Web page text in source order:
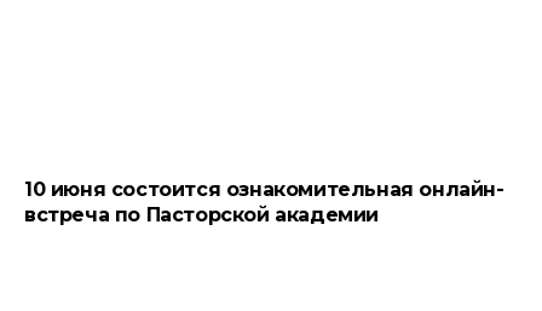
10 июня состоится ознакомительная онлайн-
встреча по Пасторской академии